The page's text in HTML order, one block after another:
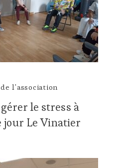
l'association
le stress à
jour Le Vinatier